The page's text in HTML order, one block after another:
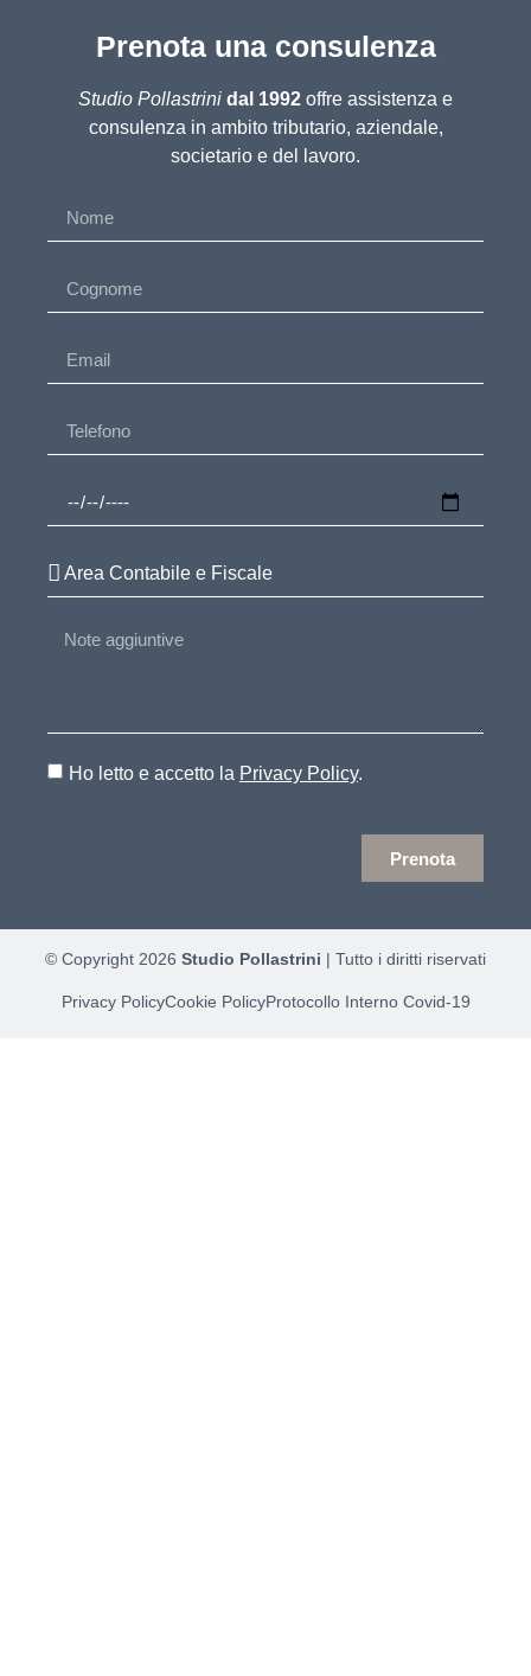
Prenota una consulenza
Studio Pollastrini dal 1992 offre assistenza e
consulenza in ambito tributario, aziendale,
societario e del lavoro.
Ho letto e accetto la Privacy Policy.
Prenota
© Copyright 2026 Studio Pollastrini | Tutto i diritti riservati
Privacy PolicyCookie PolicyProtocollo Interno Covid-19